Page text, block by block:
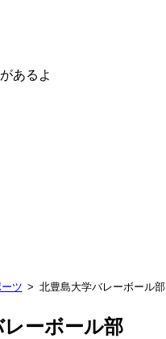
あるよ
ツ 北豊島大学バレーボール部
ーボール部